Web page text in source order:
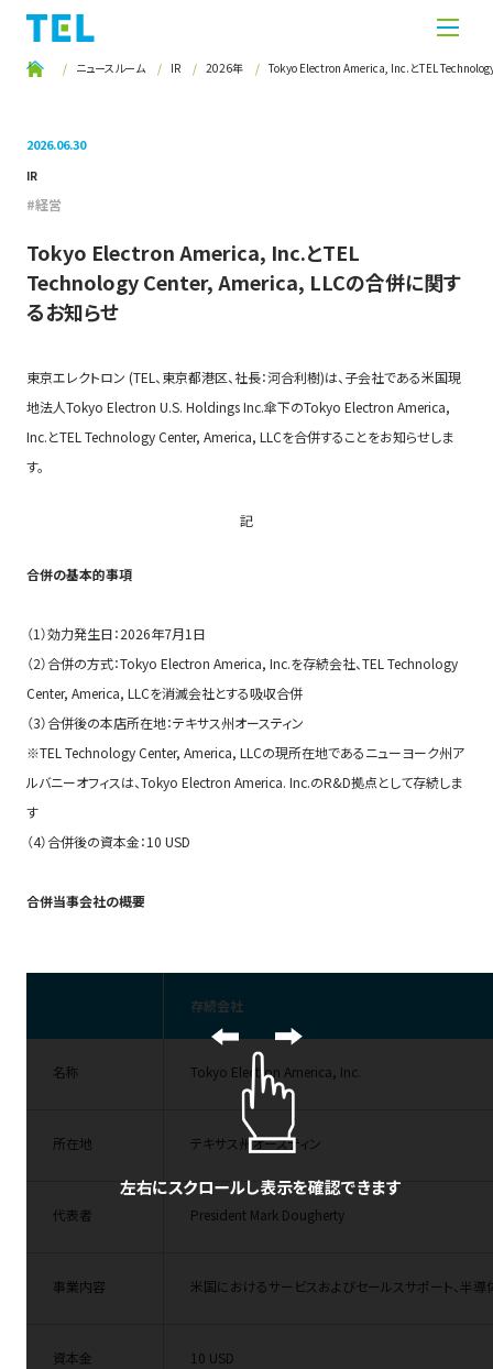
ニュースルーム IR 2026年 Tokyo Electron America, Inc.とTEL
2026.06.30
IR
経営
Tokyo Electron America, Inc.とTEL
Technology Center, America, LLCの合併に関す
るお知らせ
東京エレクトロン (TEL、東京都港区、社長：河合利樹)は、子会社である米国現
地法人Tokyo Electron U.S. Holdings Inc.傘下のTokyo Electron America,
Inc.とTEL Technology Center, America, LLCを合併することをお知らせしま
す。
記
合併の基本的事項
（1）効力発生日：2026年7月1日
（2）合併の方式：Tokyo Electron America, Inc.を存続会社、TEL Technology
Center, America, LLCを消滅会社とする吸収合併
（3）合併後の本店所在地：テキサス州オースティン
※TEL Technology Center, America, LLCの現所在地であるニューヨーク州ア
ルバニーオフィスは、Tokyo Electron America. Inc.のR&D拠点として存続しま
す
（4）合併後の資本金：10 USD
合併当事会社の概要
存続会社
名称 Tokyo Electron America, Inc.
所在地 テキサス州オースティン
代表者 President Mark Dougherty
事業内容 米国におけるサービスおよびセールスサポート、半
資本金 10 USD